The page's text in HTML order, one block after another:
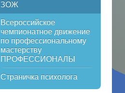
ЗОЖ
Всероссийское
чемпионатное движение
по профессиональному
мастерству
ПРОФЕССИОНАЛЫ
Страничка психолога